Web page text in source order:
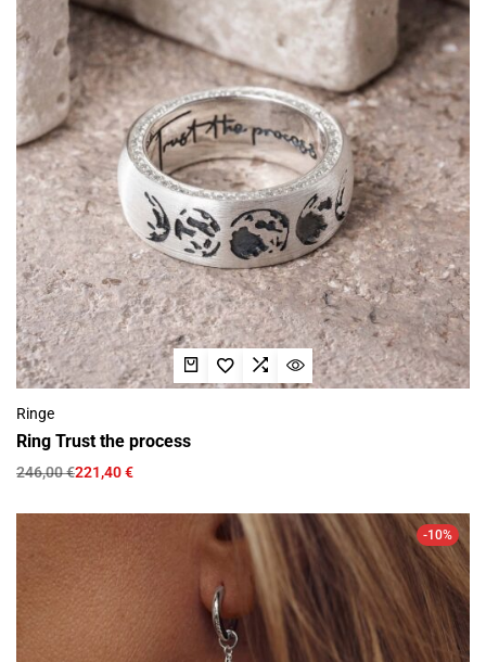
Ringe
Ring Trust the process
246,00€221,40€
-10%